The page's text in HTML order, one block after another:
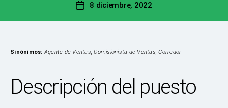
Fecha8 diciembre, 2022
Sinónimos: Agente de Ventas, Comisionista de Ventas, Corredor
Descripción del puesto